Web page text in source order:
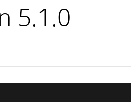
5.1.0